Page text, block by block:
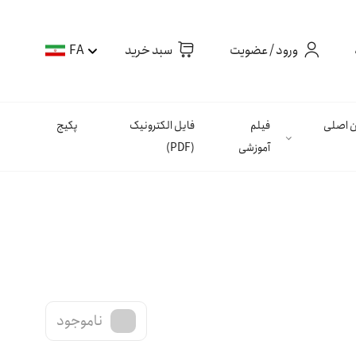
ورود / عضویت سبد خرید FA
اصلی
فیلم
آموزشی
فایل الکترونیک
(PDF)
پکیج
ناموجود